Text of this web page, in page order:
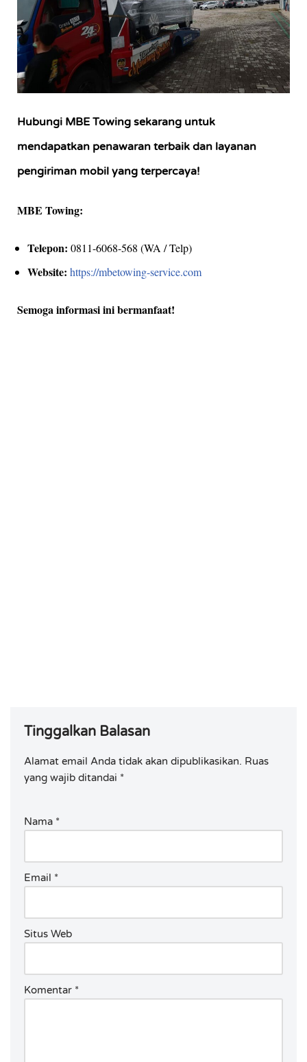
Hubungi MBE Towing sekarang untuk
mendapatkan penawaran terbaik dan layanan
pengiriman mobil yang terpercaya!
MBE Towing:
Telepon: 0811-6068-568 (WA / Telp)
Website: https://mbetowing-service.com
Semoga informasi ini bermanfaat!
Tinggalkan Balasan
Alamat email Anda tidak akan dipublikasikan. Ruas
yang wajib ditandai *
Nama *
Email *
Situs Web
Komentar *